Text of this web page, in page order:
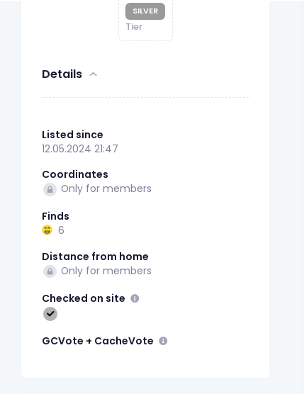
SILVER
Tier
Details
Listed since
12.05.2024 21:47
Coordinates
Only for members
Finds
6
Distance from home
Only for members
Checked on site
GCVote + CacheVote